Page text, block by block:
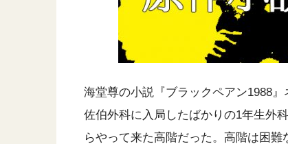
海堂尊の小説『ブラックペアン1988
佐伯外科に入局したばかりの1年生外
らやって来た高階だった。高階は困